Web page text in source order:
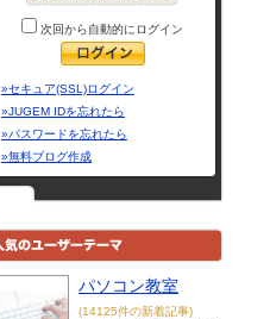
次回から自動的にログイン
»セキュア(SSL)ログイン
»JUGEM IDを忘れたら
»パスワードを忘れたら
»無料ブログ作成
パソコン教室
(14125件の新着記事)